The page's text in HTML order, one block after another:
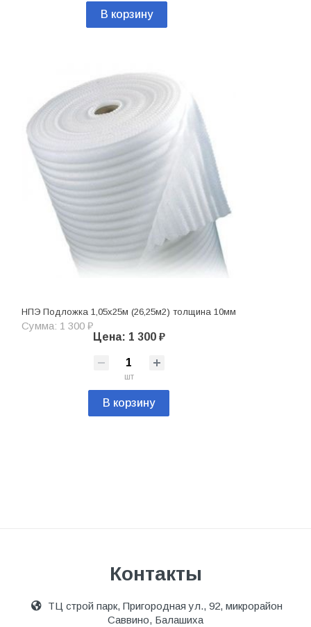
В корзину
НПЭ Подложка 1,05х25м (26,25м2) толщина 10мм
Сумма: 1 300 ₽
Цена: 1 300 ₽
шт
В корзину
Контакты
ТЦ строй парк, Пригородная ул., 92, микрорайон
Саввино, Балашиха